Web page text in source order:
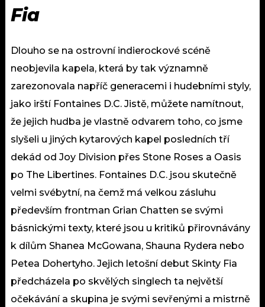
Fia
Dlouho se na ostrovní indierockové scéně
neobjevila kapela, která by tak významně
zarezonovala napříč generacemi i hudebními styly,
jako irští Fontaines D.C. Jistě, můžete namítnout,
že jejich hudba je vlastně odvarem toho, co jsme
slyšeli u jiných kytarových kapel posledních tří
dekád od Joy Division přes Stone Roses a Oasis
po The Libertines. Fontaines D.C. jsou skutečně
velmi svébytní, na čemž má velkou zásluhu
především frontman Grian Chatten se svými
básnickými texty, které jsou u kritiků přirovnávány
k dílům Shanea McGowana, Shauna Rydera nebo
Petea Dohertyho. Jejich letošní debut Skinty Fia
předcházela po skvělých singlech ta největší
očekávání a skupina je svými sevřenými a mistrně